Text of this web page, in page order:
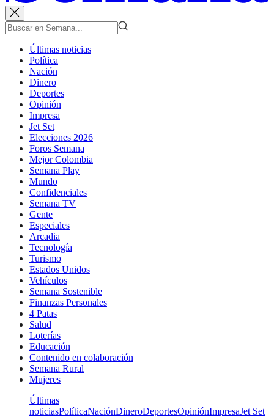
Últimas noticias
Política
Nación
Dinero
Deportes
Opinión
Impresa
Jet Set
Elecciones 2026
Foros Semana
Mejor Colombia
Semana Play
Mundo
Confidenciales
Semana TV
Gente
Especiales
Arcadia
Tecnología
Turismo
Estados Unidos
Vehículos
Semana Sostenible
Finanzas Personales
4 Patas
Salud
Loterías
Educación
Contenido en colaboración
Semana Rural
Mujeres
Últimas
noticiasPolíticaNaciónDineroDeportesOpiniónImpresaJet Set